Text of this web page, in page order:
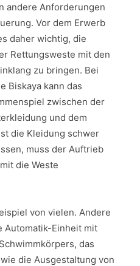
andere Anforderungen
Vor dem Erwerb
daher wichtig, die
Rettungsweste mit den
zu bringen. Bei
Biskaya kann das
zwischen der
und dem
die Kleidung schwer
muss der Auftrieb
die Weste
von vielen. Andere
Automatik-Einheit mit
das
die Ausgestaltung von